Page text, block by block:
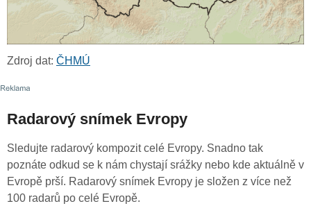
Zdroj dat: ČHMÚ
Radarový snímek Evropy
Sledujte radarový kompozit celé Evropy. Snadno tak
poznáte odkud se k nám chystají srážky nebo kde aktuálně v
Evropě prší. Radarový snímek Evropy je složen z více než
100 radarů po celé Evropě.